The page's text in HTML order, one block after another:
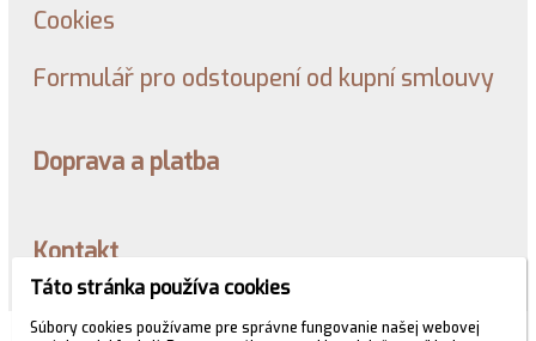
Cookies
Formulář pro odstoupení od kupní smlouvy
Doprava a platba
Kontakt
Táto stránka používa cookies
Súbory cookies používame pre správne fungovanie našej webovej